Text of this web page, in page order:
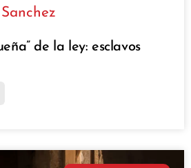
de la ley: esclavos